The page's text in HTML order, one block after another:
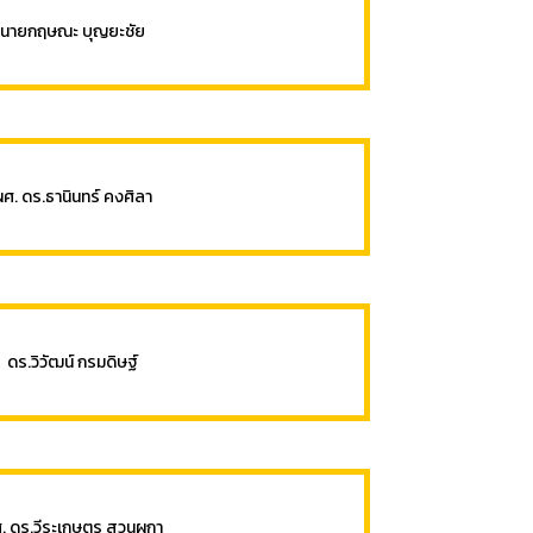
นายกฤษณะ บุญยะชัย
. ดร.ธานินทร์ คงศิลา
ดร.วิวัฒน์ กรมดิษฐ์
ดร.วีระเกษตร สวนผกา